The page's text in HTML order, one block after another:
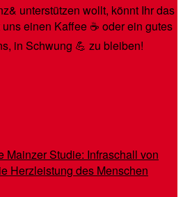
unterstützen wollt, könnt Ihr das
einen Kaffee ☕️ oder ein gutes
in Schwung 💪 zu bleiben!
Mainzer Studie: Infraschall von
Herzleistung des Menschen